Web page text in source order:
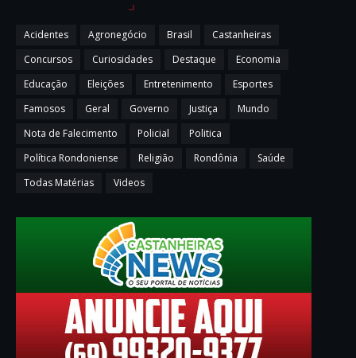
Acidentes Agronegócio Brasil
Castanheiras
Concursos
Curiosidades Destaque
Economia
Educação
Eleições Entretenimento
Esportes
Famosos
Geral Governo Justiça
Mundo
Nota de Falecimento
Policial
Politica
Política Rondoniense
Religião Rondônia
Saúde
Todas Matérias
Videos